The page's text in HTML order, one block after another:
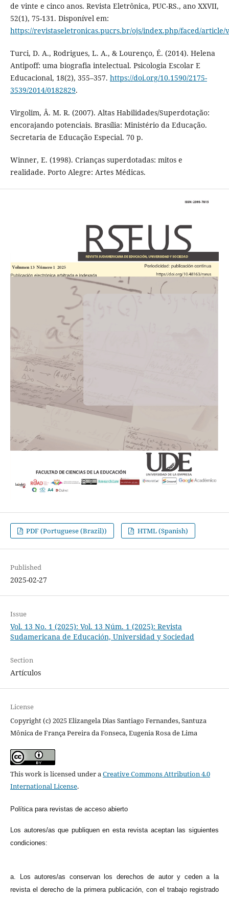
de vinte e cinco anos. Revista Eletrônica, PUC-RS., ano XXVII,
52(1), 75-131. Disponível em:
https://revistaseletronicas.pucrs.br/ojs/index.php/faced/article/
Turci, D. A., Rodrigues, L. A., & Lourenço, É. (2014). Helena
Antipoff: uma biografia intelectual. Psicologia Escolar E
Educacional, 18(2), 355–357. https://doi.org/10.1590/2175-
3539/2014/0182829.
Virgolim, Â. M. R. (2007). Altas Habilidades/Superdotação:
encorajando potenciais. Brasília: Ministério da Educação.
Secretaria de Educação Especial. 70 p.
Winner, E. (1998). Crianças superdotadas: mitos e
realidade. Porto Alegre: Artes Médicas.
PDF (Portuguese (Brazil)) HTML (Spanish)
Published
2025-02-27
Issue
Vol. 13 No. 1 (2025): Vol. 13 Núm. 1 (2025): Revista
Sudamericana de Educación, Universidad y Sociedad
Section
Artículos
License
Copyright (c) 2025 Elizangela Dias Santiago Fernandes, Santuza
Mônica de França Pereira da Fonseca, Eugenia Rosa de Lima
This work is licensed under aCreative Commons Attribution 4.0
International License.
Política para revistas de acceso abierto
Los autores/as que publiquen en esta revista aceptan las siguientes
condiciones:
a. Los autores/as conservan los derechos de autor y ceden a la
revista el derecho de la primera publicación, con el trabajo registrado